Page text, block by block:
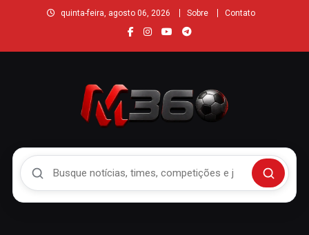
quinta-feira, agosto 06, 2026 Sobre Contato
Buscar